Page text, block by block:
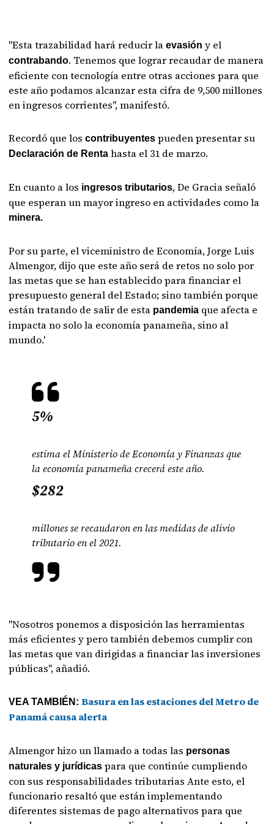
"Esta trazabilidad hará reducir la evasión y el
contrabando. Tenemos que lograr recaudar de manera
eficiente con tecnología entre otras acciones para que
este año podamos alcanzar esta cifra de 9,500 millones
en ingresos corrientes", manifestó.
Recordó que loscontribuyentespueden presentar su
Declaración de Rentahasta el 31 de marzo.
En cuanto a los ingresos tributarios, De Gracia señaló
que esperan un mayor ingreso en actividades como la
minera.
Por su parte, el viceministro de Economía, Jorge Luis
Almengor, dijo que este año será de retos no solo por
las metas que se han establecido para financiar el
presupuesto general del Estado; sino también porque
están tratando de salir de esta pandemia que afecta e
impacta no solo la economía panameña, sino al
mundo.'
5%
estima el Ministerio de Economía y Finanzas que
la economía panameña crecerá este año.
$282
millones se recaudaron en las medidas de alivio
tributario en el 2021.
"Nosotros ponemos a disposición las herramientas
más eficientes y pero también debemos cumplir con
las metas que van dirigidas a financiar las inversiones
públicas", añadió.
VEA TAMBIÉN:Basura en las estaciones del Metro de
Panamá causa alerta
Almengor hizo un llamado a todas las personas
naturales y jurídicas para que continúe cumpliendo
con sus responsabilidades tributarias Ante esto, el
funcionario resaltó que están implementando
diferentes sistemas de pago alternativos para que